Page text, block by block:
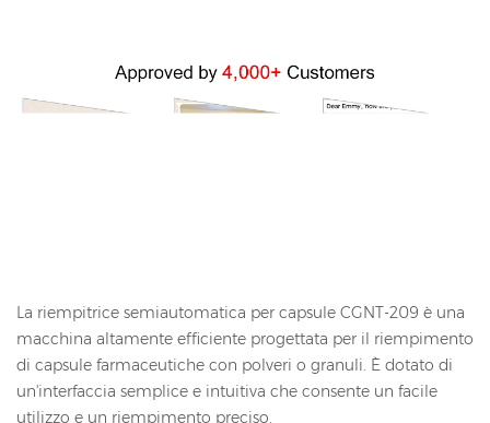
La riempitrice semiautomatica per capsule CGNT-209 è una
macchina altamente efficiente progettata per il riempimento
di capsule farmaceutiche con polveri o granuli. È dotato di
un'interfaccia semplice e intuitiva che consente un facile
utilizzo e un riempimento preciso.